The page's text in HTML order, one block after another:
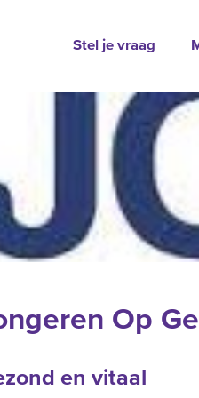
Stel je vraag
Op
en vitaal